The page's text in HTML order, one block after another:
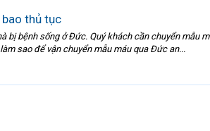
bao thủ tục
bệnh sống ở Đức. Quý khách cần chuyển mẫu
sao để vận chuyển mẫu máu qua Đức an...